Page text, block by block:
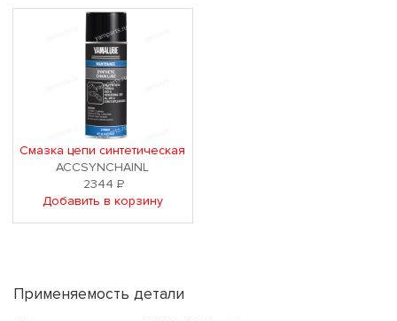
Смазка цепи синтетическая
ACCSYNCHAINL
2344 Р
Добавить в корзину
Применяемость детали